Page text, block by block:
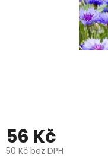
56 Kč
50 Kč bez DPH